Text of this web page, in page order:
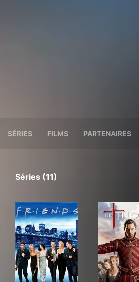
SÉRIES FILMS PARTENAIRES
Séries (11)